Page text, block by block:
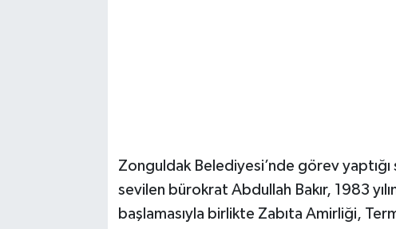
Zonguldak Belediyesi’nde görev yaptığı
sevilen bürokrat Abdullah Bakır, 1983
başlamasıyla birlikte Zabıta Amirliği,